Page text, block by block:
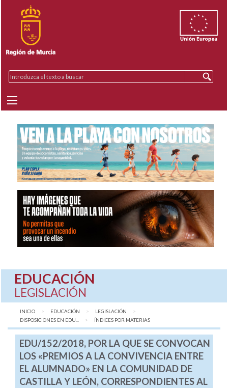
EDUCACIÓN
LEGISLACIÓN
INICIO EDUCACIÓN
LEGISLACIÓN
DISPOSICIONES EN EDU...
AQUÍ:
ÍNDICES POR MATERIAS
EDU/152/2018, POR LA QUE SE CONVOCAN
LOS «PREMIOS A LA CONVIVENCIA ENTRE
EL ALUMNADO» EN LA COMUNIDAD DE
CASTILLA Y LEÓN, CORRESPONDIENTES AL